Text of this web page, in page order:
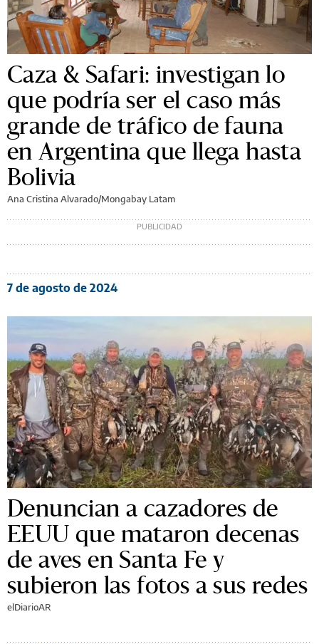
Caza & Safari: investigan lo
que podría ser el caso más
grande de tráfico de fauna
en Argentina que llega hasta
Bolivia
Ana Cristina Alvarado/Mongabay Latam
7 de agosto de 2024
Denuncian a cazadores de
EEUU que mataron decenas
de aves en Santa Fe y
subieron las fotos a sus redes
elDiarioAR